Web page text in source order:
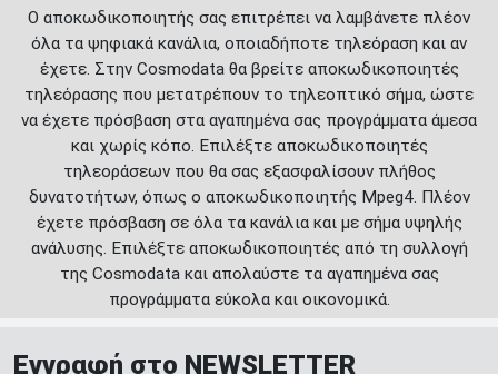
Ο αποκωδικοποιητής σας επιτρέπει να λαμβάνετε πλέον
όλα τα ψηφιακά κανάλια, οποιαδήποτε τηλεόραση και αν
έχετε. Στην Cosmodata θα βρείτε αποκωδικοποιητές
τηλεόρασης που μετατρέπουν το τηλεοπτικό σήμα, ώστε
να έχετε πρόσβαση στα αγαπημένα σας προγράμματα άμεσα
και χωρίς κόπο. Επιλέξτε αποκωδικοποιητές
τηλεοράσεων που θα σας εξασφαλίσουν πλήθος
δυνατοτήτων, όπως ο αποκωδικοποιητής Mpeg4. Πλέον
έχετε πρόσβαση σε όλα τα κανάλια και με σήμα υψηλής
ανάλυσης. Επιλέξτε αποκωδικοποιητές από τη συλλογή
της Cosmodata και απολαύστε τα αγαπημένα σας
προγράμματα εύκολα και οικονομικά.
Εγγραφή στο NEWSLETTER